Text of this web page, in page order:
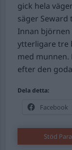
gick hela
säger Seward
Innan
ytterligare tre
med munnen.
efter den
Dela detta:
Facebook
Stöd